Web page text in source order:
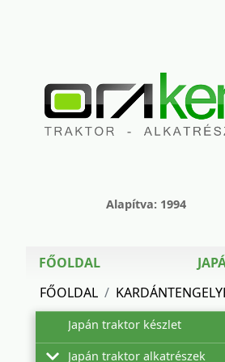
Alapítva: 1994
FŐOLDAL
FŐOLDAL
Japán traktor készlet
Japán traktor alkatrészek